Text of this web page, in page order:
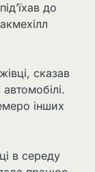
до
сказав
інших
в середу